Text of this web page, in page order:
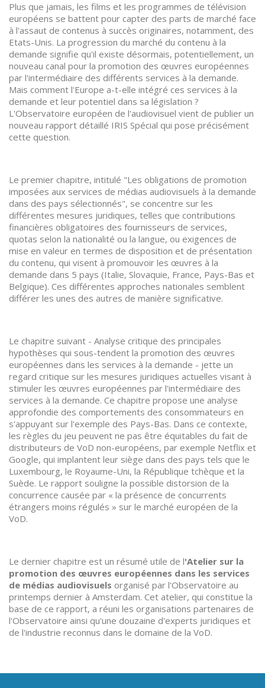
Plus que jamais, les films et les programmes de télévision
européens se battent pour capter des parts de marché face
à l'assaut de contenus à succès originaires, notamment, des
Etats-Unis. La progression du marché du contenu à la
demande signifie qu'il existe désormais, potentiellement, un
nouveau canal pour la promotion des œuvres européennes
par l'intermédiaire des différents services à la demande.
Mais comment l'Europe a-t-elle intégré ces services à la
demande et leur potentiel dans sa législation ?
L'Observatoire européen de l'audiovisuel vient de publier un
nouveau rapport détaillé IRIS Spécial qui pose précisément
cette question.
Le premier chapitre, intitulé "Les obligations de promotion
imposées aux services de médias audiovisuels à la demande
dans des pays sélectionnés", se concentre sur les
différentes mesures juridiques, telles que contributions
financières obligatoires des fournisseurs de services,
quotas selon la nationalité ou la langue, ou exigences de
mise en valeur en termes de disposition et de présentation
du contenu, qui visent à promouvoir les œuvres à la
demande dans 5 pays (Italie, Slovaquie, France, Pays-Bas et
Belgique). Ces différentes approches nationales semblent
différer les unes des autres de manière significative.
Le chapitre suivant - Analyse critique des principales
hypothèses qui sous-tendent la promotion des œuvres
européennes dans les services à la demande - jette un
regard critique sur les mesures juridiques actuelles visant à
stimuler les œuvres européennes par l'intermédiaire des
services à la demande. Ce chapitre propose une analyse
approfondie des comportements des consommateurs en
s'appuyant sur l'exemple des Pays-Bas. Dans ce contexte,
les règles du jeu peuvent ne pas être équitables du fait de
distributeurs de VoD non-européens, par exemple Netflix et
Google, qui implantent leur siège dans des pays tels que le
Luxembourg, le Royaume-Uni, la République tchèque et la
Suède. Le rapport souligne la possible distorsion de la
concurrence causée par « la présence de concurrents
étrangers moins régulés » sur le marché européen de la
VoD.
Le dernier chapitre est un résumé utile de l'Atelier sur la
promotion des œuvres européennes dans les services
de médias audiovisuels organisé par l'Observatoire au
printemps dernier à Amsterdam. Cet atelier, qui constitue la
base de ce rapport, a réuni les organisations partenaires de
l'Observatoire ainsi qu'une douzaine d'experts juridiques et
de l'industrie reconnus dans le domaine de la VoD.